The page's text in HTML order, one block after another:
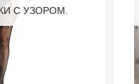
С УЗОРОМ.